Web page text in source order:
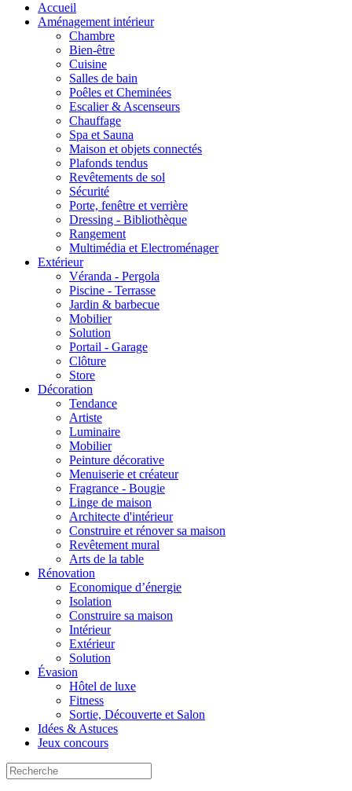
Accueil
Aménagement intérieur
Chambre
Bien-être
Cuisine
Salles de bain
Poêles et Cheminées
Escalier & Ascenseurs
Chauffage
Spa et Sauna
Maison et objets connectés
Plafonds tendus
Revêtements de sol
Sécurité
Porte, fenêtre et verrière
Dressing - Bibliothèque
Rangement
Multimédia et Electroménager
Extérieur
Véranda - Pergola
Piscine - Terrasse
Jardin & barbecue
Mobilier
Solution
Portail - Garage
Clôture
Store
Décoration
Tendance
Artiste
Luminaire
Mobilier
Peinture décorative
Menuiserie et créateur
Fragrance - Bougie
Linge de maison
Architecte d'intérieur
Construire et rénover sa maison
Revêtement mural
Arts de la table
Rénovation
Economique d’énergie
Isolation
Construire sa maison
Intérieur
Extérieur
Solution
Évasion
Hôtel de luxe
Fitness
Sortie, Découverte et Salon
Idées & Astuces
Jeux concours